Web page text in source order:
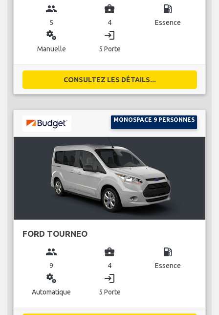
group
5
business_center
4
local_gas_station
Essence
miscellaneous_services
Manuelle
login
5 Porte
CONSULTEZ LES DÉTAILS...
MONOSPACE 9 PERSONNES
FORD TOURNEO
group
9
business_center
4
local_gas_station
Essence
miscellaneous_services
Automatique
login
5 Porte